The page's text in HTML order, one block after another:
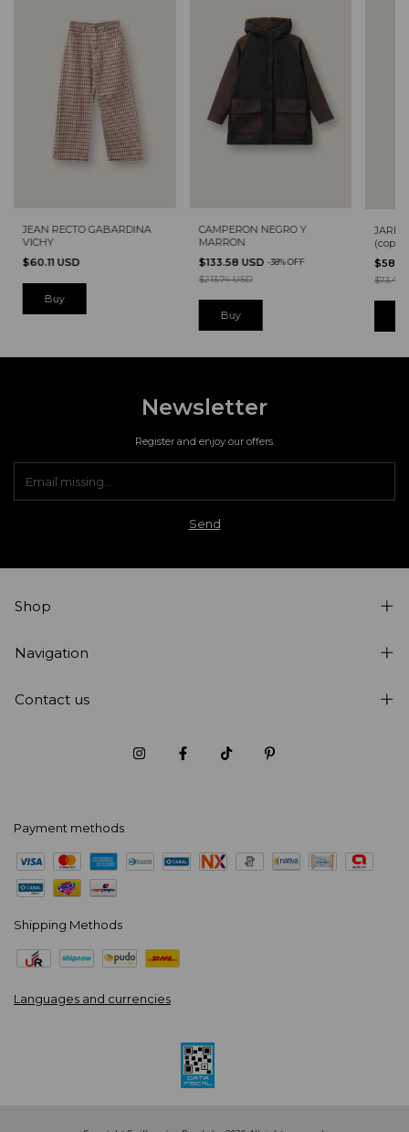
JEAN RECTO GABARDINA
VICHY
$60.11 USD
Buy
CAMPERON NEGRO Y
MARRON
$133.58 USD -38%OFF
$213.74 USD
(copia)
$73.47
Newsletter
Register and enjoy our offers.
Shop
Navigation
Contact us
Payment methods
Shipping Methods
Languages and currencies